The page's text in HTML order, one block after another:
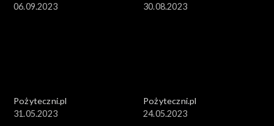
06.09.2023
30.08.2023
Pożyteczni.pl
31.05.2023
Pożyteczni.pl
24.05.2023